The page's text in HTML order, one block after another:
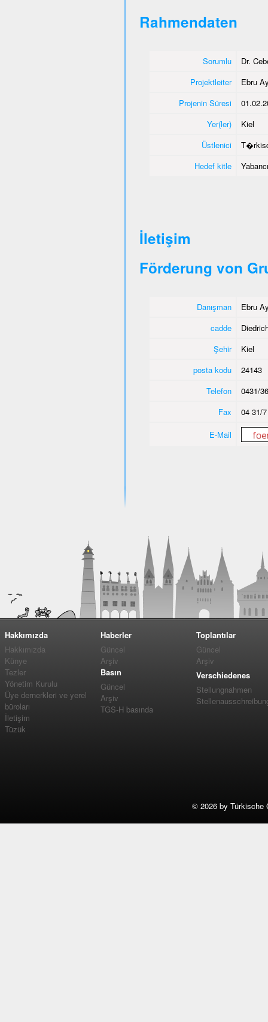
Rahmendaten
Sorumlu
Dr.
Projektleiter
Ebru
Projenin Süresi
Yer(ler)
Kiel
Üstlenici
Hedef kitle
İletişim
Förderung von
Danışman
Ebru
cadde
Şehir
Kiel
posta kodu
24143
Telefon
0431/
Fax
04 31/
E-Mail
Hakkımızda
Hakkımızda
Künye
Tezler
Yönetim Kurulu
Üye dernerkleri ve yerel
büroları
İletişim
Tüzük
Haberler
Güncel
Arşiv
Basın
Güncel
Arşiv
TGS-H basında
Toplantılar
Güncel
Arşiv
Verschiedenes
Stellungnahmen
© 2026 by Türkische